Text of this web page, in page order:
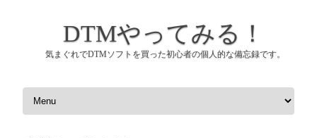
DTMやってみる！
気まぐれでDTMソフトを買った初心者の個人的な備忘録です。
コンテンツへスキップ